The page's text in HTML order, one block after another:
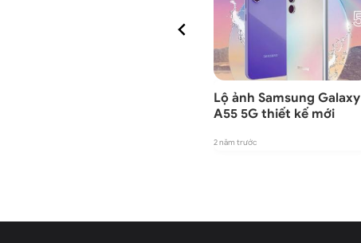
Lộ ảnh Samsung Galaxy
A55 5G thiết kế mới
2 năm trước